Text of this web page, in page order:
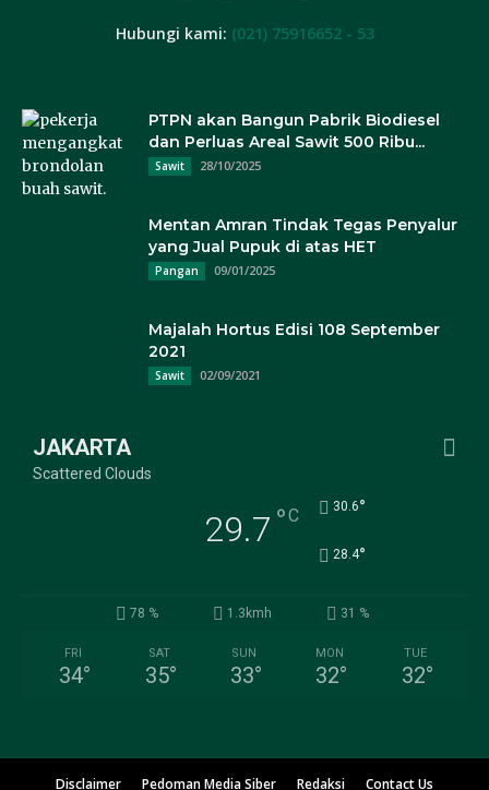
Hubungi kami: (021) 75916652 - 53
PTPN akan Bangun Pabrik Biodiesel
dan Perluas Areal Sawit 500 Ribu...
Sawit 28/10/2025
Mentan Amran Tindak Tegas Penyalur
yang Jual Pupuk di atas HET
Pangan 09/01/2025
Majalah Hortus Edisi 108 September
2021
Sawit 02/09/2021
JAKARTA
Scattered Clouds
29.7 °C 30.6°
28.4°
78 % 1.3kmh 31 %
FRI
34°
SAT
35°
SUN
33°
MON
32°
TUE
32°
Disclaimer Pedoman Media Siber Redaksi Contact Us